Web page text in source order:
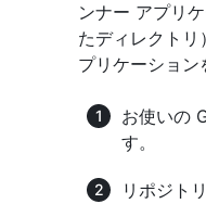
ンナー アプリ
たディレクトリ
プリケーション
お使いの
す。
リポジト